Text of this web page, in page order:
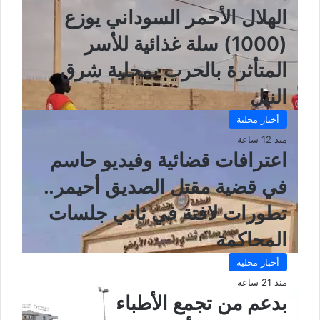
الهلال الأحمر السوداني يوزع
(1000) سلة غذائية للأسر
المتأثرة بالحرب بمحلية شرق
النيل
أخبار محلية
منذ 12 ساعة
اعترافات قضائية وفيديو حاسم
في قضية مقتل الصديق أحيمر..
تطورات لافتة في ثاني جلسات
المحاكمة
أخبار محلية
منذ 21 ساعة
بدعم من تجمع الأطباء